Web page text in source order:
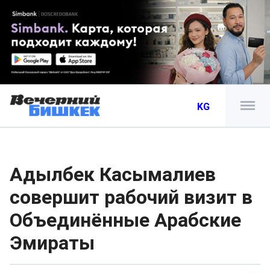
KG
Адылбек Касымалиев
совершит рабочий визит в
Объединённые Арабские
Эмираты